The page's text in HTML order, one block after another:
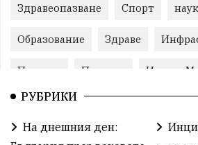
Здравеопазване Спорт
Образование Здраве
Пеевски Протест
Свобода
Празник РадостинВасилев
РУБРИКИ
На днешния ден: